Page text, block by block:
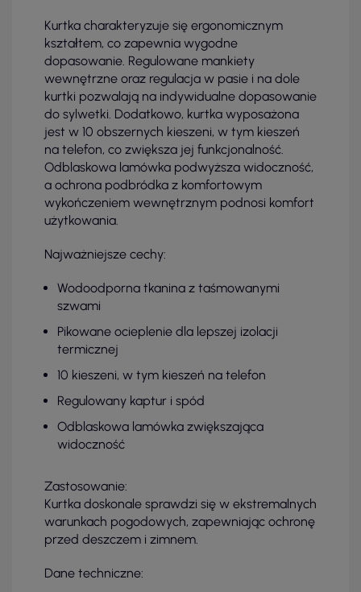
Kurtka charakteryzuje się ergonomicznym
kształtem, co zapewnia wygodne
dopasowanie. Regulowane mankiety
wewnętrzne oraz regulacja w pasie i na dole
kurtki pozwalają na indywidualne dopasowanie
do sylwetki. Dodatkowo, kurtka wyposażona
jest w 10 obszernych kieszeni, w tym kieszeń
na telefon, co zwiększa jej funkcjonalność.
Odblaskowa lamówka podwyższa widoczność,
a ochrona podbródka z komfortowym
wykończeniem wewnętrznym podnosi komfort
użytkowania.
Najważniejsze cechy:
Wodoodporna tkanina z taśmowanymi
szwami
Pikowane ocieplenie dla lepszej izolacji
termicznej
10 kieszeni, w tym kieszeń na telefon
Regulowany kaptur i spód
Odblaskowa lamówka zwiększająca
widoczność
Zastosowanie:
Kurtka doskonale sprawdzi się w ekstremalnych
warunkach pogodowych, zapewniając ochronę
przed deszczem i zimnem.
Dane techniczne: